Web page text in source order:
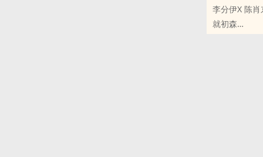
避雷1.文笔不
2.两人第一
李分伊X 陈肖
就初森